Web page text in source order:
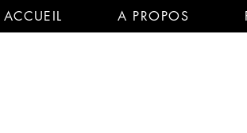
ACCUEIL A PROPOS